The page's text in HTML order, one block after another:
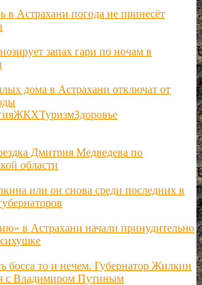
в Астрахани погода не принесёт
запах гари по ночам в
дома в Астрахани отключат от
ЖКХТуризмЗдоровье
Дмитрия Медведева по
области
или он снова среди последних в
в Астрахани начали принудительно
босса то и нечем. Губернатор Жилкин
с Владимиром Путиным